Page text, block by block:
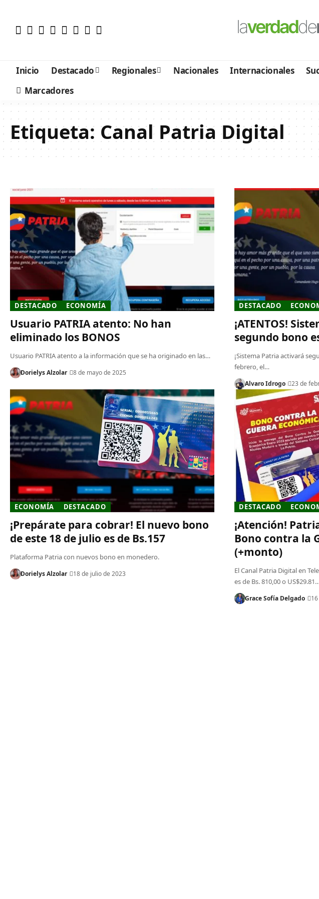
Inicio Destacado Regionales Nacionales Internacionales
Marcadores
Etiqueta: Canal Patria Digital
DESTACADO ECONOMÍA
Usuario PATRIA atento: No han
eliminado los BONOS
Usuario PATRIA atento a la información que se ha originado en las…
Dorielys Alzolar 8 de mayo de 2025
DESTACADO
¡ATENTOS!
segundo bono
¡Sistema Patria activará
febrero, el…
Alvaro Idrogo 23 de
ECONOMÍA DESTACADO
¡Prepárate para cobrar! El nuevo bono
de este 18 de julio es de Bs.157
Plataforma Patria con nuevos bono en monedero.
Dorielys Alzolar 18 de julio de 2023
DESTACADO
¡Atención!
Bono contra la
(+monto)
El Canal Patria Digital en
es de Bs. 810,00 o
Grace Sofía Delgado